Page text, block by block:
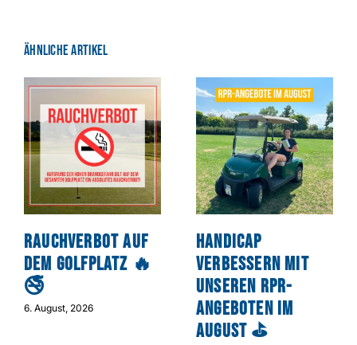
Ähnliche Artikel
Rauchverbot auf
dem Golfplatz 🔥
🚭
6. August, 2026
Handicap
verbessern mit
unseren RPR-
Angeboten im
August ⛳